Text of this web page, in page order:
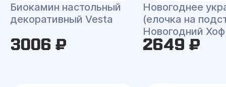
Биокамин настольный
декоративный Vesta
3006 ₽
Новогоднее
(елочка на
Новогодний Хоф
2649 ₽